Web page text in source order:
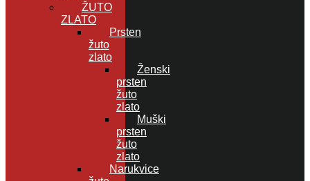
ŽUTO
ZLATO
Prsten
žuto
zlato
Ženski
prsten
žuto
zlato
Muški
prsten
žuto
zlato
Narukvice